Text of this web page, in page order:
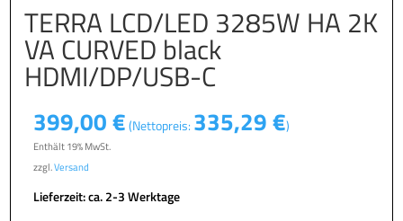
TERRA LCD/LED 3285W HA 2K
VA CURVED black
HDMI/DP/USB-C
399,00€ (Nettopreis: 335,29€)
Enthält 19% MwSt.
zzgl.Versand
Lieferzeit: ca. 2-3 Werktage